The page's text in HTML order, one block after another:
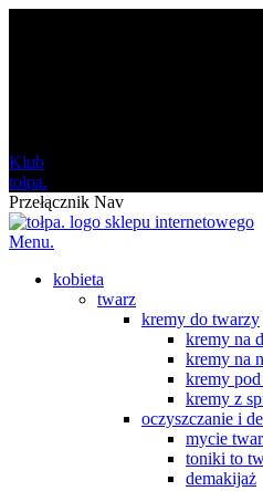
Klub
tołpa.
Przełącznik Nav
Menu.
kobieta
twarz
kremy do twarzy
kremy na
kremy na
kremy
kremy z
oczyszczanie i
mycie
toniki to
demakijaż